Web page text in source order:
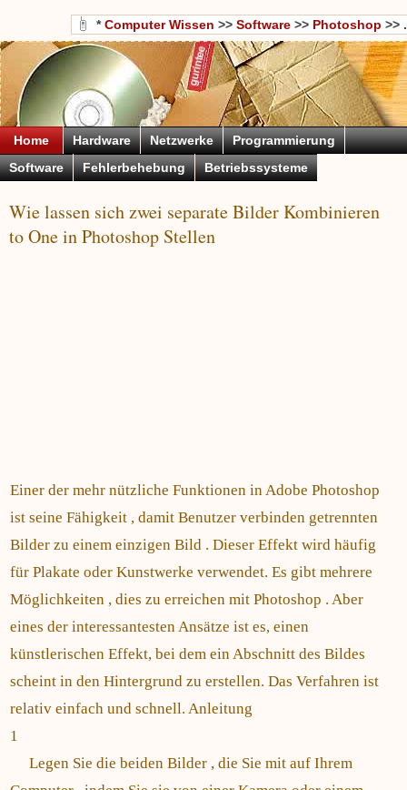
*Computer Wissen >> Software >> Photoshop >> .
Home Hardware Netzwerke
Programmierung
Software
Fehlerbehebung Betriebssysteme
Wie lassen sich zwei separate Bilder Kombinieren
to One in Photoshop Stellen
Einer der mehr nützliche Funktionen in Adobe Photoshop
ist seine Fähigkeit , damit Benutzer verbinden getrennten
Bilder zu einem einzigen Bild . Dieser Effekt wird häufig
für Plakate oder Kunstwerke verwendet. Es gibt mehrere
Möglichkeiten , dies zu erreichen mit Photoshop . Aber
eines der interessantesten Ansätze ist es, einen
künstlerischen Effekt, bei dem ein Abschnitt des Bildes
scheint in den Hintergrund zu erstellen. Das Verfahren ist
relativ einfach und schnell. Anleitung
1
Legen Sie die beiden Bilder , die Sie mit auf Ihrem